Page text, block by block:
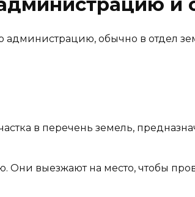
администрацию, обычно в отдел
в перечень земель,
выезжают на место, чтобы